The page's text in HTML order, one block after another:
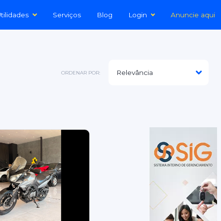
Serviços Blog Login Anuncie aqui
ORDENAR POR: